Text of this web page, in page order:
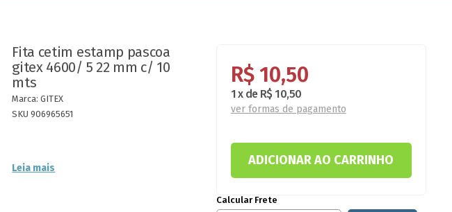
Fita cetim estamp pascoa
gitex 4600/ 5 22 mm c/ 10
mts
Marca:GITEX
SKU 906965651
Leia mais
R$ 10,50
1x de R$ 10,50
ver formas de pagamento
Calcular Frete